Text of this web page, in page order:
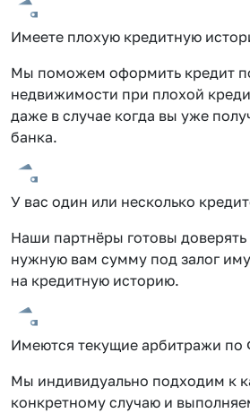
Имеете плохую кредитную
Мы поможем оформить кредит
недвижимости при плохой
даже в случае когда вы уже
банка.
У вас один или несколько
Наши партнёры готовы
нужную вам сумму под залог
на кредитную историю.
Имеются текущие арбитражи
Мы индивидуально подходим к
конкретному случаю и